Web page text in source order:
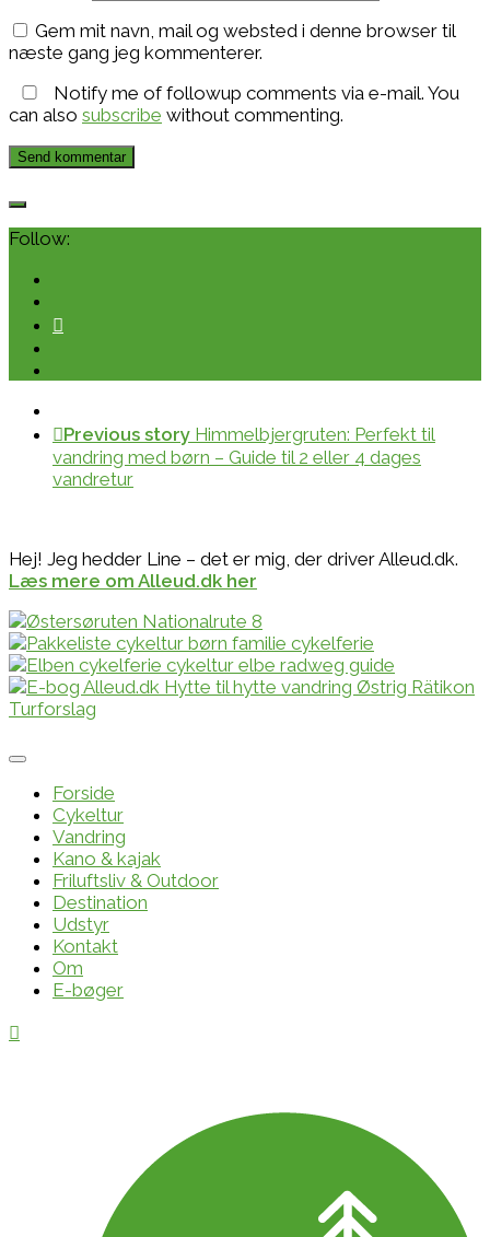
Gem mit navn, mail og websted i denne browser til
næste gang jeg kommenterer.
Notify me of followup comments via e-mail. You
can also subscribe without commenting.
Follow:
Previous story Himmelbjergruten: Perfekt til
vandring med børn – Guide til 2 eller 4 dages
vandretur
Hej! Jeg hedder Line – det er mig, der driver Alleud.dk.
Læs mere om Alleud.dk her
Forside
Cykeltur
Vandring
Kano & kajak
Friluftsliv & Outdoor
Destination
Udstyr
Kontakt
Om
E-bøger